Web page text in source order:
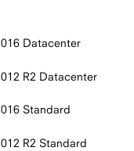
Datacenter
R2 Datacenter
Standard
R2 Standard